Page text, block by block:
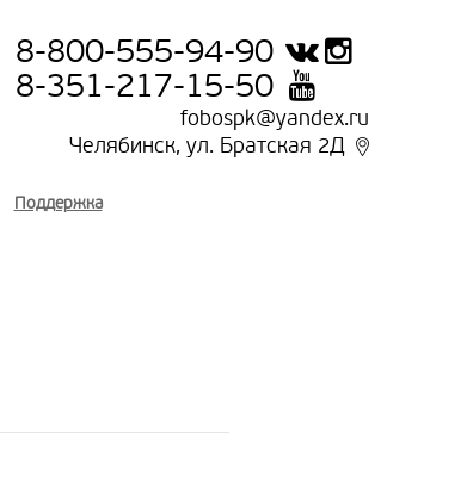
8-800-555-94-90
8-351-217-15-50
fobospk@yandex.ru
Челябинск, ул. Братская 2Д
Поддержка